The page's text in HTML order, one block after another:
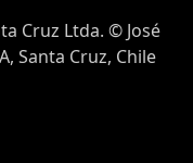
Cruz Ltda. © José
Santa Cruz, Chile